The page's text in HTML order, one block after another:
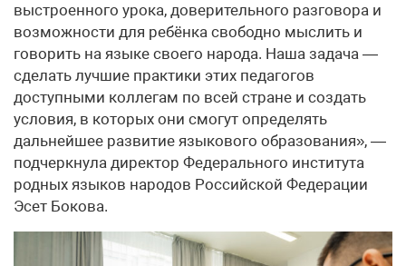
выстроенного урока, доверительного разговора и
возможности для ребёнка свободно мыслить и
говорить на языке своего народа. Наша задача —
сделать лучшие практики этих педагогов
доступными коллегам по всей стране и создать
условия, в которых они смогут определять
дальнейшее развитие языкового образования», —
подчеркнула директор Федерального института
родных языков народов Российской Федерации
Эсет Бокова.